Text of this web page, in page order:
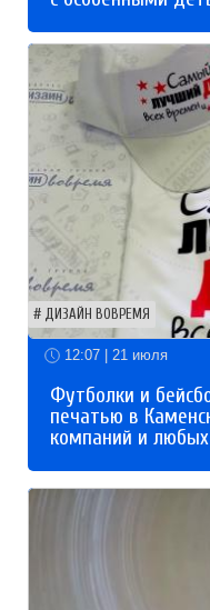
ДИЗАЙН ВОВРЕМЯ
12:07 | 21 июля
Футболки и
печатью в
компаний и